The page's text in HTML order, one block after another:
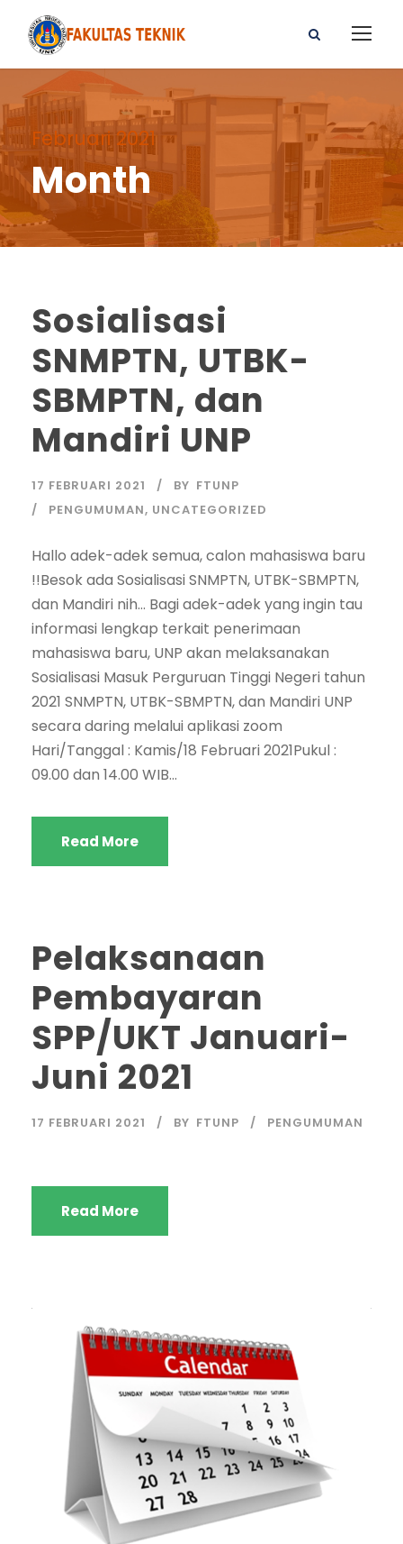
Februari 2021
Month
Sosialisasi
SNMPTN, UTBK-
SBMPTN, dan
Mandiri UNP
17 FEBRUARI 2021 BY FTUNP
PENGUMUMAN, UNCATEGORIZED
Hallo adek-adek semua, calon mahasiswa baru
!!Besok ada Sosialisasi SNMPTN, UTBK-SBMPTN,
dan Mandiri nih… Bagi adek-adek yang ingin tau
informasi lengkap terkait penerimaan
mahasiswa baru, UNP akan melaksanakan
Sosialisasi Masuk Perguruan Tinggi Negeri tahun
2021 SNMPTN, UTBK-SBMPTN, dan Mandiri UNP
secara daring melalui aplikasi zoom
Hari/Tanggal : Kamis/18 Februari 2021Pukul :
09.00 dan 14.00 WIB...
Read More
Pelaksanaan
Pembayaran
SPP/UKT Januari-
Juni 2021
17 FEBRUARI 2021 BY FTUNP PENGUMUMAN
Read More